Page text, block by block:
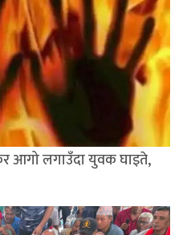
आगो लगाउँदा युवक घाइते,